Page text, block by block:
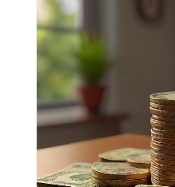
BLOG
KONTAKT